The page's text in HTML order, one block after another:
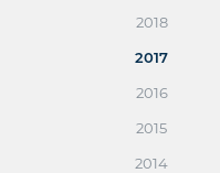
2018
2017
2016
2015
2014